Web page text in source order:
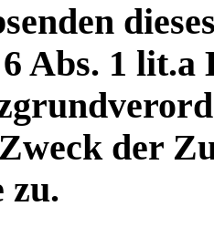
Abs. 1 lit.a
der
zu.